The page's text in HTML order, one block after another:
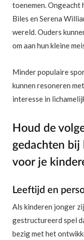
toenemen. Ongeacht
Biles en Serena
wereld. Ouders
om aan hun kleine
Minder populaire
kunnen resoneren
interesse in
Houd de
gedachten bij
voor je
Leeftijd en
Als kinderen jonger
gestructureerd spel
bezig met het